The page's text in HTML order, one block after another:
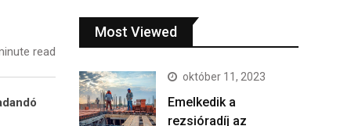
read
Most Viewed
október 11, 2023
Emelkedik a
rezsióradíj az